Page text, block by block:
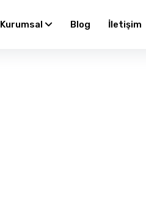
Kurumsal Blog İletişim